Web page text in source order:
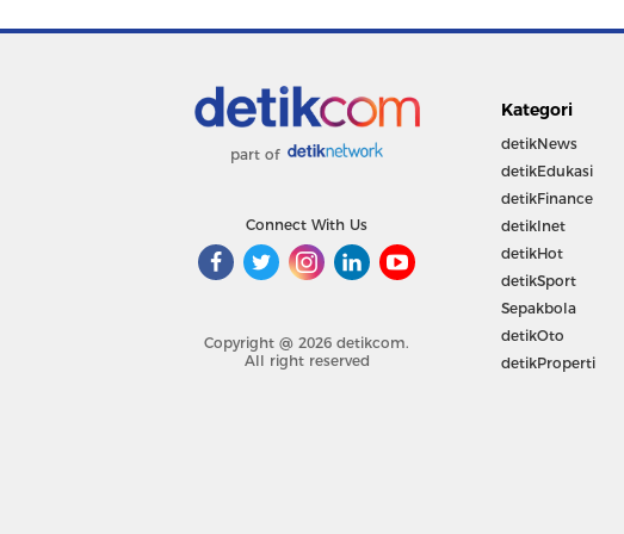
part of
Connect With Us
Copyright @ 2026 detikcom.
All right reserved
Kategori
detikNews
detikEdukasi
detikFinance
detikInet
detikHot
detikSport
Sepakbola
detikOto
detikProperti